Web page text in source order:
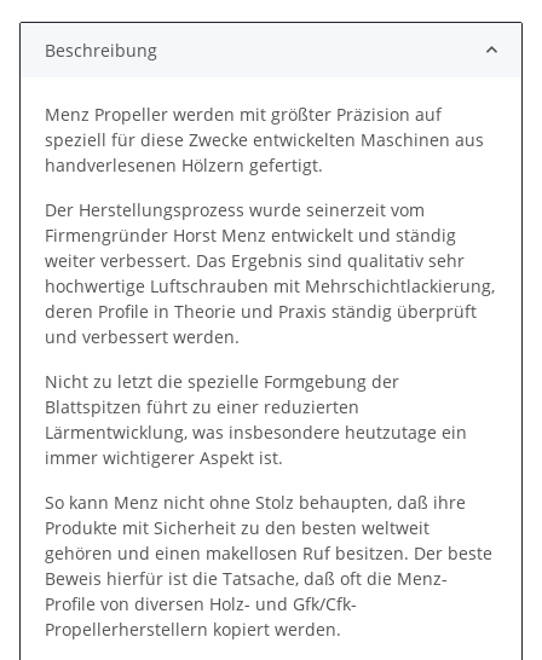
Beschreibung
Menz Propeller werden mit größter Präzision auf
speziell für diese Zwecke entwickelten Maschinen aus
handverlesenen Hölzern gefertigt.
Der Herstellungsprozess wurde seinerzeit vom
Firmengründer Horst Menz entwickelt und ständig
weiter verbessert. Das Ergebnis sind qualitativ sehr
hochwertige Luftschrauben mit Mehrschichtlackierung,
deren Profile in Theorie und Praxis ständig überprüft
und verbessert werden.
Nicht zu letzt die spezielle Formgebung der
Blattspitzen führt zu einer reduzierten
Lärmentwicklung, was insbesondere heutzutage ein
immer wichtigerer Aspekt ist.
So kann Menz nicht ohne Stolz behaupten, daß ihre
Produkte mit Sicherheit zu den besten weltweit
gehören und einen makellosen Ruf besitzen. Der beste
Beweis hierfür ist die Tatsache, daß oft die Menz-
Profile von diversen Holz- und Gfk/Cfk-
Propellerherstellern kopiert werden.